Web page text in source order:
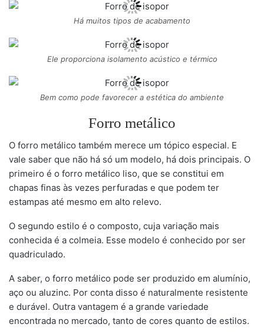
Há muitos tipos de acabamento
Ele proporciona isolamento acústico e térmico
Bem como pode favorecer a estética do ambiente
Forro metálico
O forro metálico também merece um tópico especial. E
vale saber que não há só um modelo, há dois principais. O
primeiro é o forro metálico liso, que se constitui em
chapas finas às vezes perfuradas e que podem ter
estampas até mesmo em alto relevo.
O segundo estilo é o composto, cuja variação mais
conhecida é a colmeia. Esse modelo é conhecido por ser
quadriculado.
A saber, o forro metálico pode ser produzido em alumínio,
aço ou aluzinc. Por conta disso é naturalmente resistente
e durável. Outra vantagem é a grande variedade
encontrada no mercado, tanto de cores quanto de estilos.